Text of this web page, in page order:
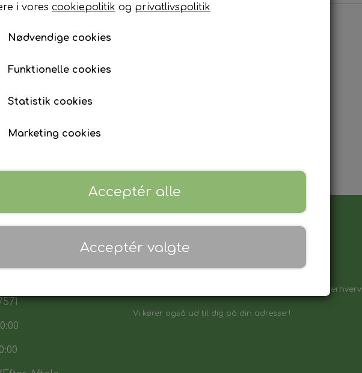
Vores sortiment henvender sig både til private & erhverv.
Vi kører også ud til dig på din adresse !
i vores cookiepolitik og privatlivspolitik
Nødvendige cookies
Funktionelle cookies
Statistik cookies
Marketing cookies
Acceptér alle
Acceptér valgte